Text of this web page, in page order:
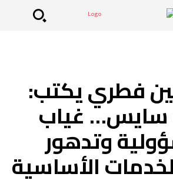
فطري يكتب:
غياب
وتدهور
الأساسية